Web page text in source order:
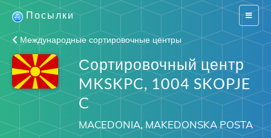
Switch
Посылки
Международные сортировочные центры
Сортировочный центр
MKSKPC, 1004 SKOPJE
C
MACEDONIA, MAKEDONSKA POSTA